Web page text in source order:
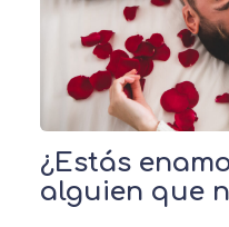
¿Estás
alguien que